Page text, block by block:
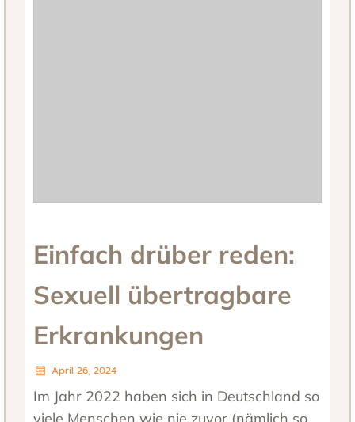
Einfach drüber reden:
Sexuell übertragbare
Erkrankungen
April 26, 2024
Im Jahr 2022 haben sich in Deutschland so